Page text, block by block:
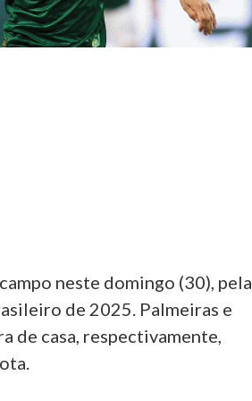
neste domingo (30), pela
de 2025. Palmeiras e
de casa, respectivamente,